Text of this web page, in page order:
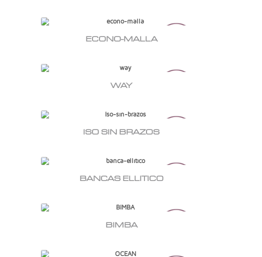
ECONO-MALLA
WAY
ISO SIN BRAZOS
BANCAS ELLITICO
BIMBA